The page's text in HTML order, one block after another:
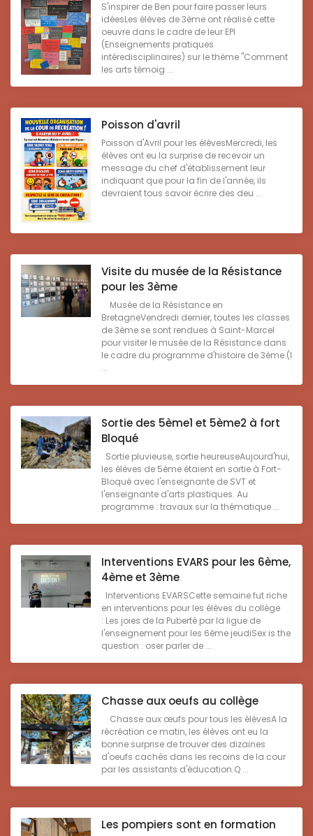
S'inspirer de Ben pour faire passer leurs
idéesLes élèves de 3ème ont réalisé cette
oeuvre dans le cadre de leur EPI
(Enseignements pratiques
intéredisciplinaires) sur le thème "Comment
les arts témoig ...
Poisson d'avril
Poisson d'Avril pour les élèvesMercredi, les
élèves ont eu la surprise de recevoir un
message du chef d'établissement leur
indiquant que pour la fin de l'année, ils
devraient tous savoir écrire des deu ...
Visite du musée de la Résistance
pour les 3ème
Musée de la Résistance en
BretagneVendredi dernier, toutes les classes
de 3ème se sont rendues à Saint-Marcel
pour visiter le musée de la Résistance dans
le cadre du programme d'histoire de 3ème (l
...
Sortie des 5ème1 et 5ème2 à fort
Bloqué
Sortie pluvieuse, sortie heureuseAujourd'hui,
les élèves de 5ème étaient en sortie à Fort-
Bloqué avec l'enseignante de SVT et
l'enseignante d'arts plastiques. Au
programme : travaux sur la thématique ...
Interventions EVARS pour les 6ème,
4ème et 3ème
Interventions EVARSCette semaine fut riche
en interventions pour les élèves du collège
: Les joies de la Puberté par la ligue de
l'enseignement pour les 6ème jeudiSex is the
question : oser parler de ...
Chasse aux oeufs au collège
Chasse aux œufs pour tous les élèvesA la
récréation ce matin, les élèves ont eu la
bonne surprise de trouver des dizaines
d'oeufs cachés dans les recoins de la cour
par les assistants d'éducation.Q ...
Les pompiers sont en formation